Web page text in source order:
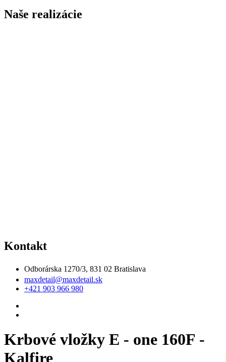
Naše realizácie
Kontakt
Odborárska 1270/3, 831 02 Bratislava
maxdetail@maxdetail.sk
+421 903 966 980
Krbové vložky E - one 160F -
Kalfire